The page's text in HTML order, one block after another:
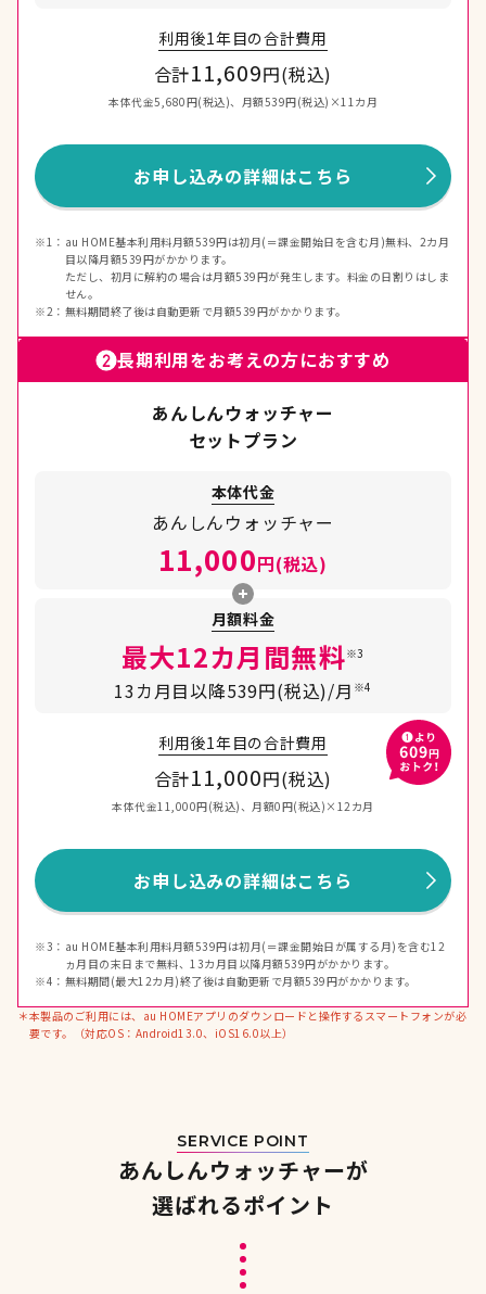
利用後1年目の合計費用
合計11,609円(税込)
本体代金5,680円(税込)、月額539円(税込)×11カ月
お申し込みの詳細はこちら
※1： au HOME基本利用料月額539円は初月(＝課金開始日を含む月)無料、2カ月
目以降月額539円がかかります。
ただし、初月に解約の場合は月額539円が発生します。料金の日割りはしま
せん。
※2： 無料期間終了後は自動更新で月額539円がかかります。
長期利用をお考えの方におすすめ
あんしんウォッチャー
セットプラン
本体代金
あんしんウォッチャー
11,000円(税込)
月額料金
最大12カ月間無料※3
13カ月目以降539円(税込)/月 ※4
利用後1年目の合計費用
合計11,000円(税込)
本体代金11,000円(税込)、月額0円(税込)×12カ月
お申し込みの詳細はこちら
※3： au HOME基本利用料月額539円は初月(＝課金開始日が属する月)を含む12
ヵ月目の末日まで無料、13カ月目以降月額539円がかかります。
※4： 無料期間(最大12カ月)終了後は自動更新で月額539円がかかります。
＊本製品のご利用には、au HOMEアプリのダウンロードと操作するスマートフォンが必
要です。（対応OS：Android13.0、iOS16.0以上）
SERVICE POINT
あんしんウォッチャーが
選ばれるポイント